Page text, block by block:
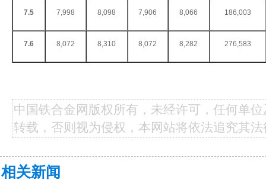
7.5 7,998 8,098 7,906 8,066 186,003
7.6 8,072 8,310 8,072 8,282 276,583
中国铁合金网版权所有，未经许可，任何单
转载，否则视为侵权，本网站将依法追究其
相关新闻